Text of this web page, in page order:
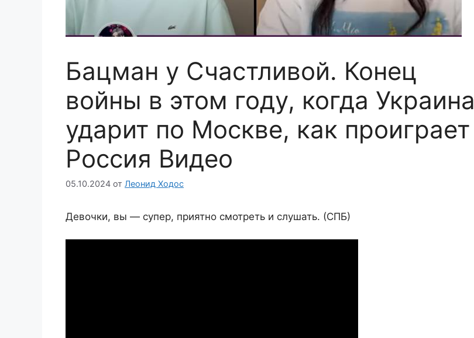
Бацман у Счастливой. Конец
войны в этом году, когда Украина
ударит по Москве, как проиграет
Россия Видео
05.10.2024 от Леонид Ходос
Девочки, вы — супер, приятно смотреть и слушать. (СПБ)